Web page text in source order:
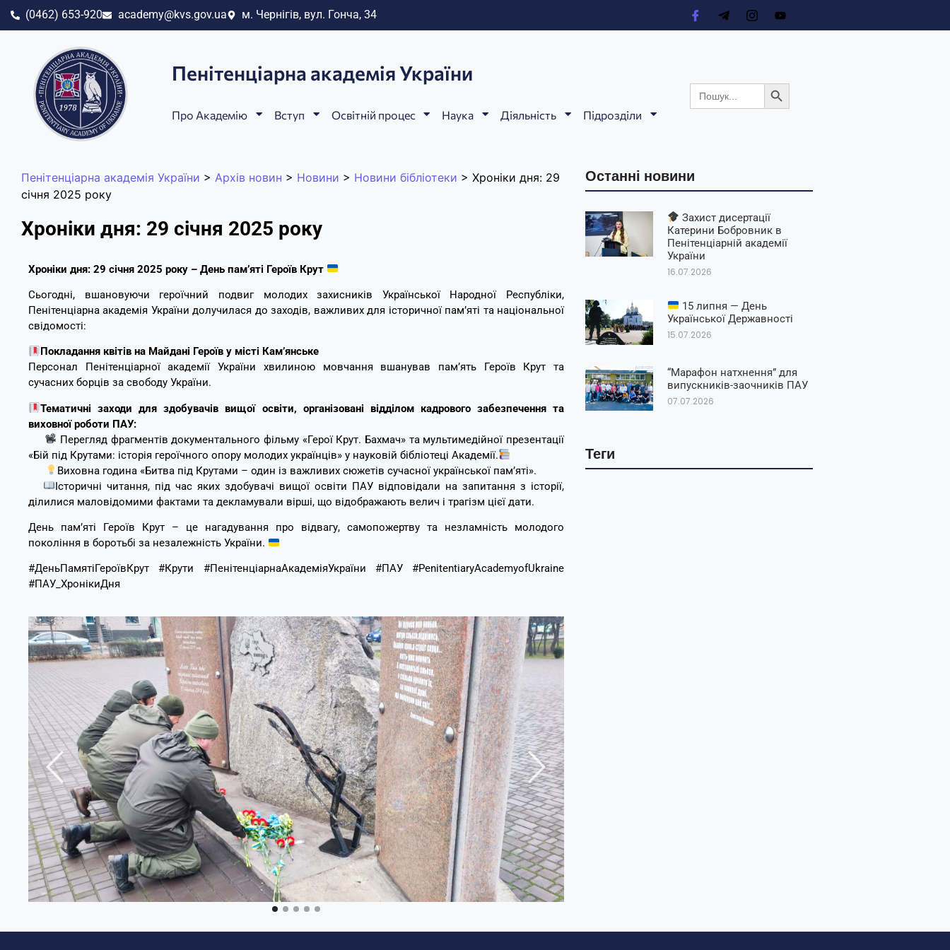
(0462) 653-920 academy@kvs.gov.ua м. Чернігів, вул. Гонча, 34
Пенітенціарна академія України
Про Академію Вступ Освітній процес Наука Діяльність Підрозділи
Search
for:
Search Button
Пенітенціарна академія України > Архів новин > Новини > Новини бібліотеки > Хроніки дня: 29
січня 2025 року
Хроніки дня: 29 січня 2025 року
Хроніки дня: 29 січня 2025 року – День пам’яті Героїв Крут
Сьогодні, вшановуючи героїчний подвиг молодих захисників Української Народної Республіки,
Пенітенціарна академія України долучилася до заходів, важливих для історичної пам’яті та національної
свідомості:
Покладання квітів на Майдані Героїв у місті Кам’янське
Персонал Пенітенціарної академії України хвилиною мовчання вшанував пам’ять Героїв Крут та
сучасних борців за свободу України.
Тематичні заходи для здобувачів вищої освіти, організовані відділом кадрового забезпечення та
виховної роботи ПАУ:
Перегляд фрагментів документального фільму «Герої Крут. Бахмач» та мультимедійної презентації
«Бій під Крутами: історія героїчного опору молодих українців» у науковій бібліотеці Академії.
Виховна година «Битва під Крутами – один із важливих сюжетів сучасної української пам’яті».
Історичні читання, під час яких здобувачі вищої освіти ПАУ відповідали на запитання з історії,
ділилися маловідомими фактами та декламували вірші, що відображають велич і трагізм цієї дати.
День пам’яті Героїв Крут – це нагадування про відвагу, самопожертву та незламність молодого
покоління в боротьбі за незалежність України.
#ДеньПамятіГероївКрут #Крути #ПенітенціарнаАкадеміяУкраїни #ПАУ #PenitentiaryAcademyofUkraine
#ПАУ_ХронікиДня
Останні новини
Захист дисертації
Катерини Бобровник в
Пенітенціарній академії
України
16.07.2026
15 липня — День
Української Державності
15.07.2026
“Марафон натхнення” для
випускників-заочників ПАУ
07.07.2026
Теги